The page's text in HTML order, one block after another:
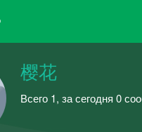
樱花
Всего 1, за сегодня 0